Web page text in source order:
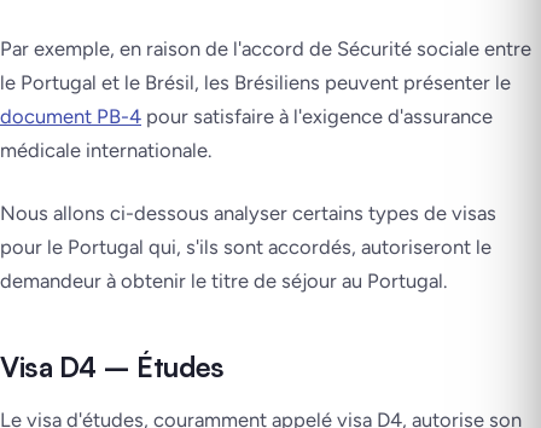
Par exemple, en raison de l'accord de Sécurité sociale entre
le Portugal et le Brésil, les Brésiliens peuvent présenter le
document PB-4 pour satisfaire à l'exigence d'assurance
médicale internationale.
Nous allons ci-dessous analyser certains types de visas
pour le Portugal qui, s'ils sont accordés, autoriseront le
demandeur à obtenir le titre de séjour au Portugal.
Visa D4 – Études
Le visa d'études, couramment appelé visa D4, autorise son